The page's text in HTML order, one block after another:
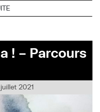
! – Parcours
2021